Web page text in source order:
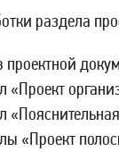
раздела
проектной
«Проект
«Проект